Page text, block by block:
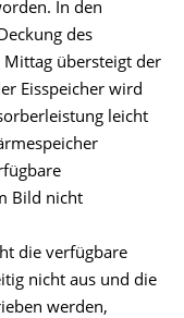
In den
des
Mittag übersteigt der
Eisspeicher wird
leicht
Bild nicht
die verfügbare
nicht aus und die
werden,